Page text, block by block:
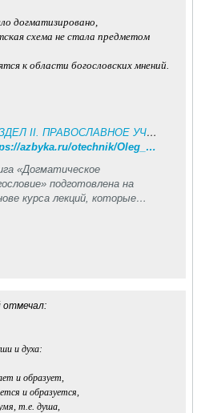
догматизировано,
схема не стала предметом
к области богословских мнений.
РАЗДЕЛ II. ПРАВОСЛАВНОЕ УЧЕНИЕ О ЧЕЛОВЕКЕ, Догматическое богословие - протоиерей Олег Давыденков - читать, скачать
https://azbyka.ru/otechnik/Oleg_Davydenkov/dogmaticheskoe-bogoslovie/7
«Догматическое
подготовлена на
курса лекций, которые
в форматах epub, fb2,
отмечал:
и духа:
и образует,
и образуется,
т.е. душа,